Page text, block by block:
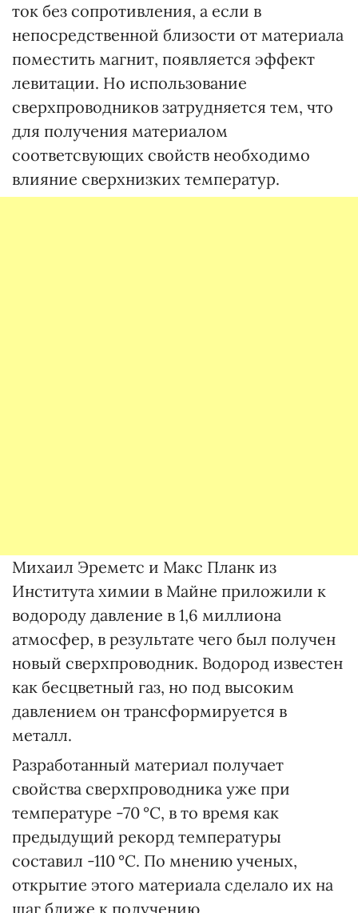
ток без сопротивления, а если в
непосредственной близости от материала
поместить магнит, появляется эффект
левитации. Но использование
сверхпроводников затрудняется тем, что
для получения материалом
соответсвующих свойств необходимо
влияние сверхнизких температур.
Михаил Эреметс и Макс Планк из
Института химии в Майне приложили к
водороду давление в 1,6 миллиона
атмосфер, в результате чего был получен
новый сверхпроводник. Водород известен
как бесцветный газ, но под высоким
давлением он трансформируется в
металл.
Разработанный материал получает
свойства сверхпроводника уже при
температуре -70 °C, в то время как
предыдущий рекорд температуры
составил -110 °C. По мнению ученых,
открытие этого материала сделало их на
шаг ближе к получению